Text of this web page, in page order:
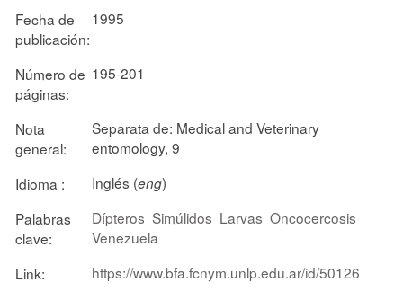
Fecha de
publicación:
1995
Número de
páginas:
195-201
Nota
general:
Separata de: Medical and Veterinary
entomology, 9
Idioma :
Inglés (eng)
Palabras
clave:
Dípteros Simúlidos Larvas Oncocercosis
Venezuela
Link:
https://www.bfa.fcnym.unlp.edu.ar/id/50126